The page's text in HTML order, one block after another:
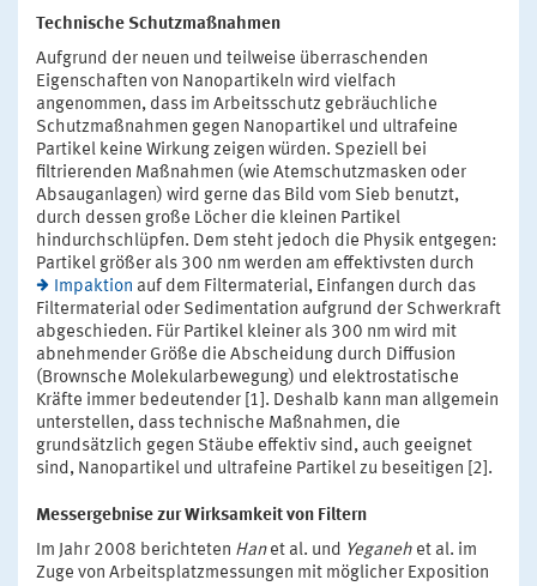
Technische Schutzmaßnahmen
Aufgrund der neuen und teilweise überraschenden
Eigenschaften von Nanopartikeln wird vielfach
angenommen, dass im Arbeitsschutz gebräuchliche
Schutzmaßnahmen gegen Nanopartikel und ultrafeine
Partikel keine Wirkung zeigen würden. Speziell bei
filtrierenden Maßnahmen (wie Atemschutzmasken oder
Absauganlagen) wird gerne das Bild vom Sieb benutzt,
durch dessen große Löcher die kleinen Partikel
hindurchschlüpfen. Dem steht jedoch die Physik entgegen:
Partikel größer als 300 nm werden am effektivsten durch
Impaktion auf dem Filtermaterial, Einfangen durch das
Filtermaterial oder Sedimentation aufgrund der Schwerkraft
abgeschieden. Für Partikel kleiner als 300 nm wird mit
abnehmender Größe die Abscheidung durch Diffusion
(Brownsche Molekularbewegung) und elektrostatische
Kräfte immer bedeutender [1]. Deshalb kann man allgemein
unterstellen, dass technische Maßnahmen, die
grundsätzlich gegen Stäube effektiv sind, auch geeignet
sind, Nanopartikel und ultrafeine Partikel zu beseitigen [2].
Messergebnise zur Wirksamkeit von Filtern
Im Jahr 2008 berichteten Hanet al. und Yeganeh et al. im
Zuge von Arbeitsplatzmessungen mit möglicher Exposition